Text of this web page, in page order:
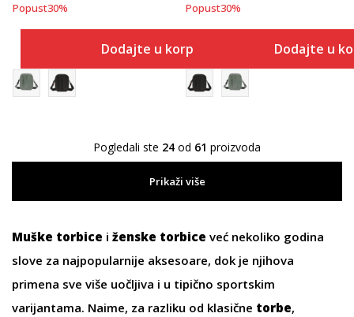
Popust30%
Dodajte u korpu
Popust30%
Dodajte u
Pogledali ste 24 od 61 proizvoda
Prikaži više
Muške torbice i ženske torbice već nekoliko godina
slove za najpopularnije aksesoare, dok je njihova
primena sve više uočljiva i u tipično sportskim
varijantama. Naime, za razliku od klasične torbe,